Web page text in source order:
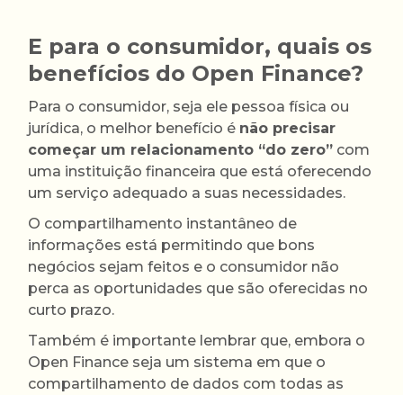
E para o consumidor, quais os
benefícios do Open Finance?
Para o consumidor, seja ele pessoa física ou
jurídica, o melhor benefício é não precisar
começar um relacionamento “do zero” com
uma instituição financeira que está oferecendo
um serviço adequado a suas necessidades.
O compartilhamento instantâneo de
informações está permitindo que bons
negócios sejam feitos e o consumidor não
perca as oportunidades que são oferecidas no
curto prazo.
Também é importante lembrar que, embora o
Open Finance seja um sistema em que o
compartilhamento de dados com todas as